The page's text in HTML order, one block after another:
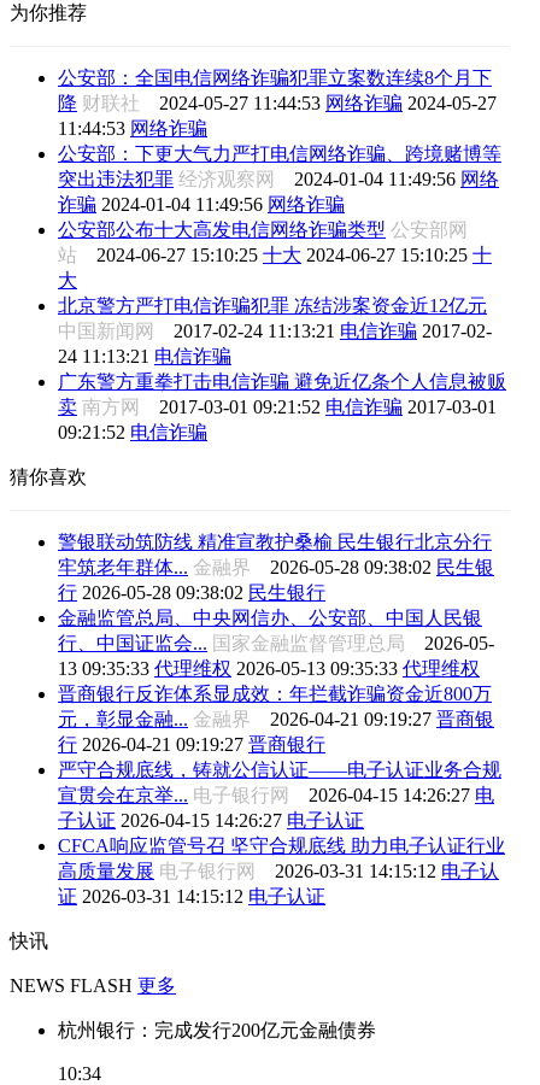
为你推荐
公安部：全国电信网络诈骗犯罪立案数连续8个月下
降 财联社 2024-05-27 11:44:53 网络诈骗 2024-05-27
11:44:53 网络诈骗
公安部：下更大气力严打电信网络诈骗、跨境赌博等
突出违法犯罪 经济观察网 2024-01-04 11:49:56 网络
诈骗 2024-01-04 11:49:56 网络诈骗
公安部公布十大高发电信网络诈骗类型 公安部网
站 2024-06-27 15:10:25 十大 2024-06-27 15:10:25 十
大
北京警方严打电信诈骗犯罪 冻结涉案资金近12亿元
中国新闻网 2017-02-24 11:13:21 电信诈骗 2017-02-
24 11:13:21 电信诈骗
广东警方重拳打击电信诈骗 避免近亿条个人信息被贩
卖 南方网 2017-03-01 09:21:52 电信诈骗 2017-03-01
09:21:52 电信诈骗
猜你喜欢
警银联动筑防线 精准宣教护桑榆 民生银行北京分行
牢筑老年群体... 金融界 2026-05-28 09:38:02 民生银
行 2026-05-28 09:38:02 民生银行
金融监管总局、中央网信办、公安部、中国人民银
行、中国证监会... 国家金融监督管理总局 2026-05-
13 09:35:33 代理维权 2026-05-13 09:35:33 代理维权
晋商银行反诈体系显成效：年拦截诈骗资金近800万
元，彰显金融... 金融界 2026-04-21 09:19:27 晋商银
行 2026-04-21 09:19:27 晋商银行
严守合规底线，铸就公信认证——电子认证业务合规
宣贯会在京举... 电子银行网 2026-04-15 14:26:27 电
子认证 2026-04-15 14:26:27 电子认证
CFCA响应监管号召 坚守合规底线 助力电子认证行业
高质量发展 电子银行网 2026-03-31 14:15:12 电子认
证 2026-03-31 14:15:12 电子认证
快讯
NEWS FLASH 更多
杭州银行：完成发行200亿元金融债券
10:34